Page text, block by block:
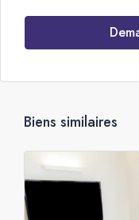
Biens similaires